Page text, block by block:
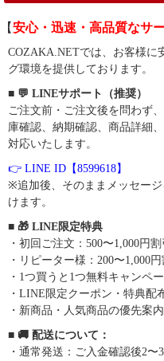
【安心・迅速・高品質なサ
COZAKA.NETでは、お客様に
グ環境を提供しております。
■ 💬 LINEサポート（推奨）
ご注文前・ご注文後を問わず
庫確認、納期確認、商品詳細
対応いたします。
👉 LINE ID【8599618】
※追加後、そのままメッセー
けます。
■ 🎁 LINE限定特典
・初回ご注文：500〜1,000円割
・リピーター様：200〜1,000円
・1つ買うと1つ無料キャンペ
・LINE限定クーポン・特典配
・新商品・人気商品の優先案内
■ 🚚 配送について：
・通常発送：ご入金確認後2〜